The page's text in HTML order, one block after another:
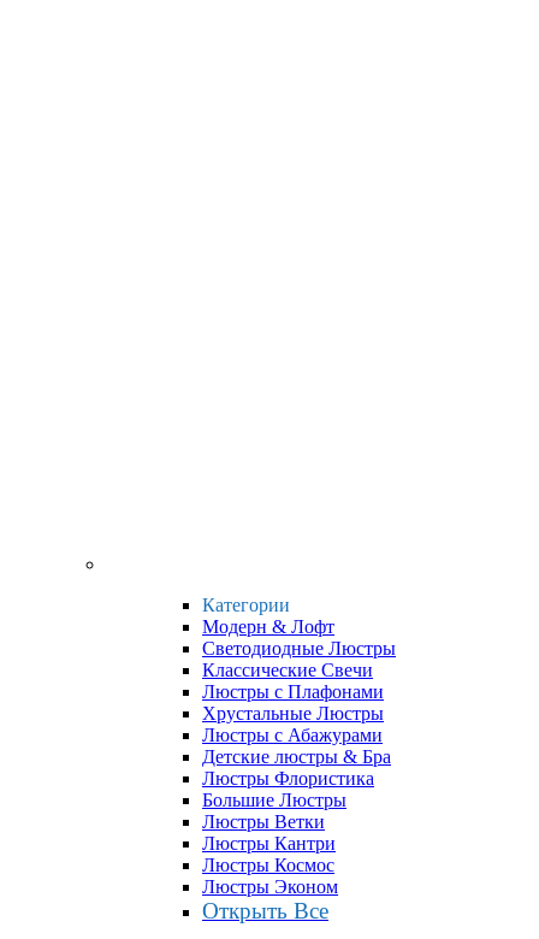
Категории
Модерн & Лофт
Светодиодные Люстры
Классические Свечи
Люстры с Плафонами
Хрустальные Люстры
Люстры с Абажурами
Детские люстры & Бра
Люстры Флористика
Большие Люстры
Люстры Ветки
Люстры Кантри
Люстры Космос
Люстры Эконом
Открыть Все